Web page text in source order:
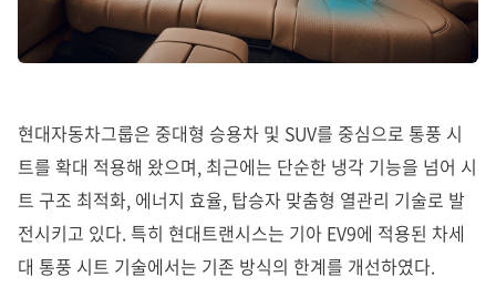
현대자동차그룹은 중대형 승용차 및 SUV를 중심으로 통풍 시
트를 확대 적용해 왔으며, 최근에는 단순한 냉각 기능을 넘어 시
트 구조 최적화, 에너지 효율, 탑승자 맞춤형 열관리 기술로 발
전시키고 있다. 특히 현대트랜시스는 기아 EV9에 적용된 차세
대 통풍 시트 기술에서는 기존 방식의 한계를 개선하였다.